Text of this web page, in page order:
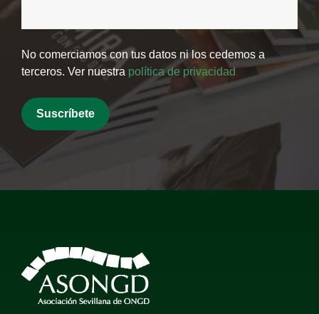
No comerciamos con tus datos ni los cedemos a
terceros. Ver nuestra política de privacidad